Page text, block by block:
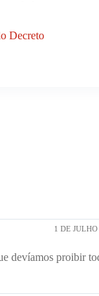
Decreto
1 DE
devíamos proibir